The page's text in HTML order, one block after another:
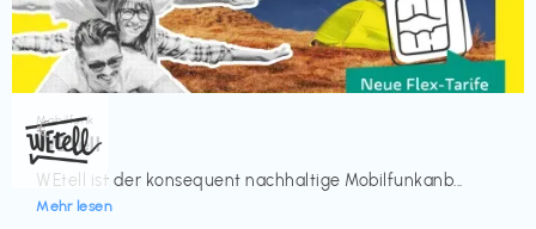
Mobilfunk
WEtell
WEtell ist der konsequent nachhaltige Mobilfunkanb...
Mehr lesen
€‎